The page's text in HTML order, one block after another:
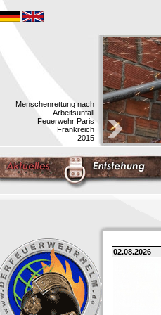
Menschenrettung nach
Arbeitsunfall
Feuerwehr Paris
Frankreich
2015
02.08.2026